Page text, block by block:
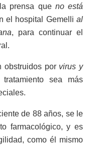
prensa que no está
el hospital Gemellial
, para continuar el
obstruidos por virus y
sea más
de 88 años, se le
farmacológico, y es
como él mismo